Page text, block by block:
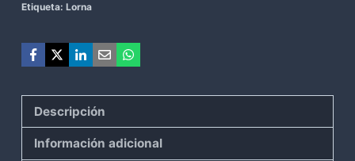
Etiqueta: Lorna
Descripción
Información adicional